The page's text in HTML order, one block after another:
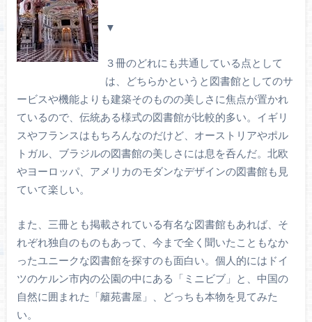
▼
３冊のどれにも共通している点として
は、どちらかというと図書館としてのサ
ービスや機能よりも建築そのものの美しさに焦点が置かれ
ているので、伝統ある様式の図書館が比較的多い。イギリ
スやフランスはもちろんなのだけど、オーストリアやポル
トガル、ブラジルの図書館の美しさには息を呑んだ。北欧
やヨーロッパ、アメリカのモダンなデザインの図書館も見
ていて楽しい。
また、三冊とも掲載されている有名な図書館もあれば、そ
れぞれ独自のものもあって、今まで全く聞いたこともなか
ったユニークな図書館を探すのも面白い。個人的にはドイ
ツのケルン市内の公園の中にある「ミニビブ」と、中国の
自然に囲まれた「籬苑書屋」、どっちも本物を見てみた
い。